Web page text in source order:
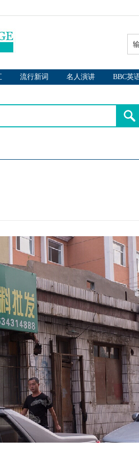
流行新词 名人演讲 BBC英